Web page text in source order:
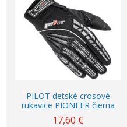
PILOT detské crosové
rukavice PIONEER čierna
17,60 €